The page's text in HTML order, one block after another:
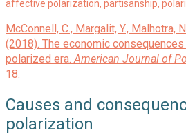
affective polarization, partisanship,
McConnell, C., Margalit, Y., Malhotra,
(2018). The economic
polarized era. American Journal of
18.
Causes and
polarization